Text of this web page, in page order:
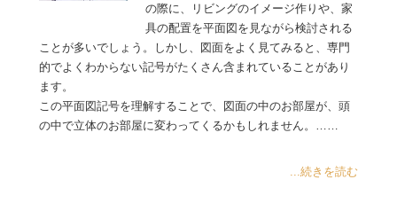
の際に、リビングのイメージ作りや、家
具の配置を平面図を見ながら検討される
ことが多いでしょう。しかし、図面をよく見てみると、専門
的でよくわからない記号がたくさん含まれていることがあり
ます。
この平面図記号を理解することで、図面の中のお部屋が、頭
の中で立体のお部屋に変わってくるかもしれません。……
...続きを読む